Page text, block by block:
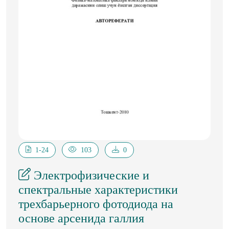
1-24 103 0
Электрофизические и
спектральные характеристики
трехбарьерного фотодиода на
основе арсенида галлия